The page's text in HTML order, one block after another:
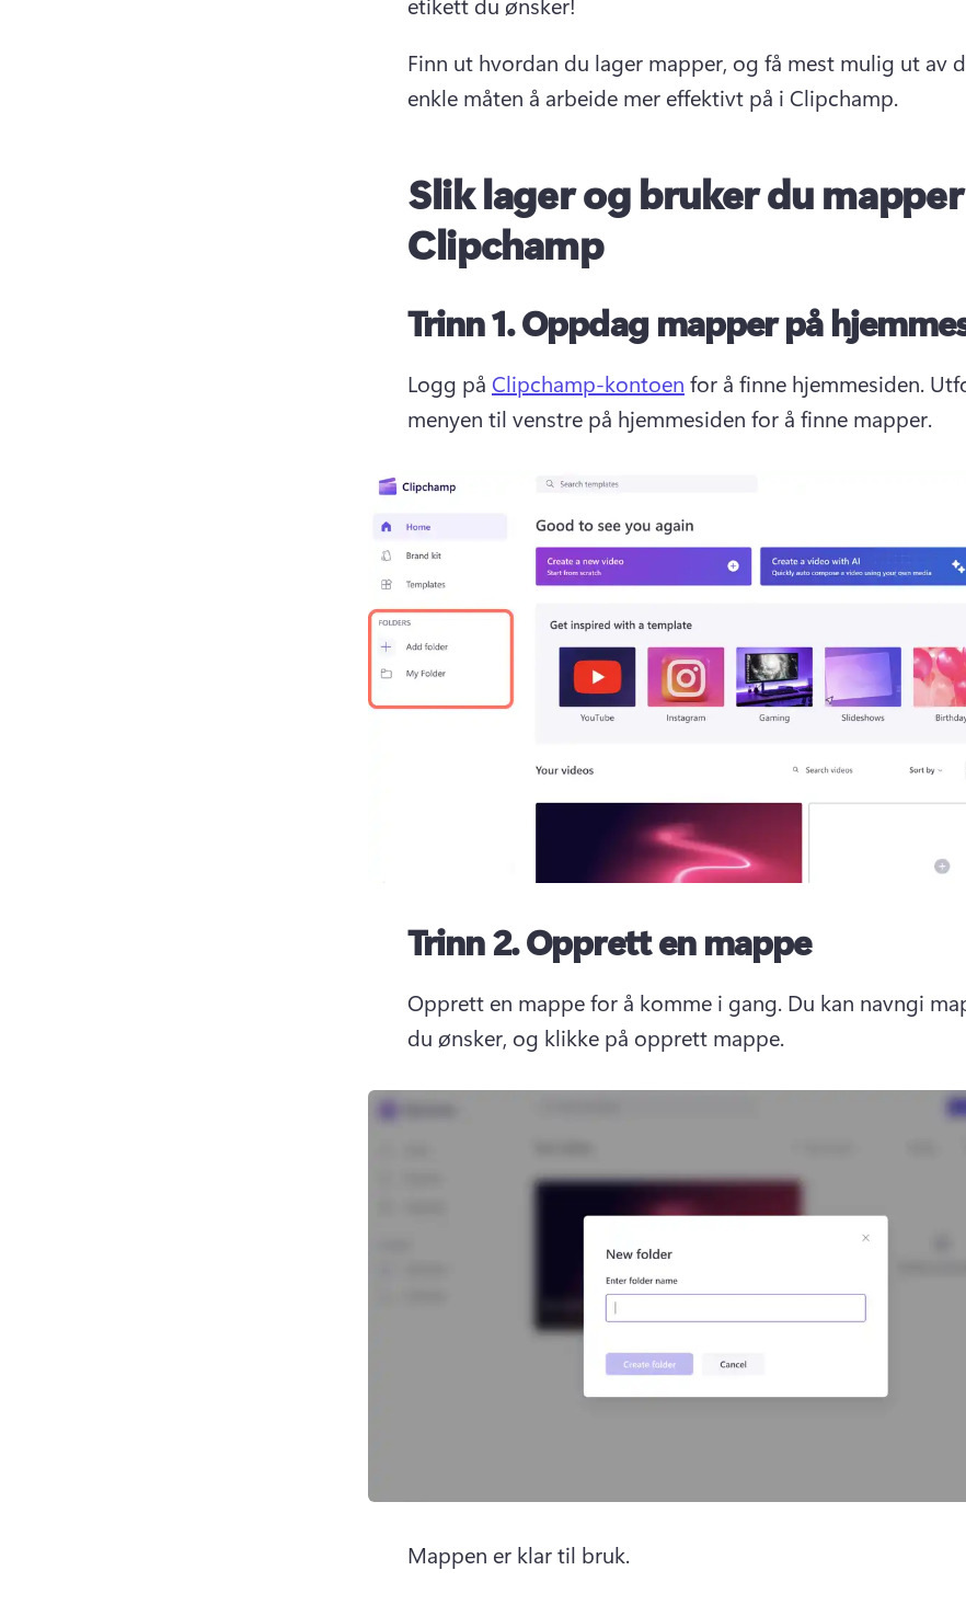
Finn ut hvordan du lager mapper, og få mest mulig ut av
enkle måten å arbeide mer effektivt på i Clipchamp.
Slik lager og bruker du
Clipchamp
Trinn 1.Oppdag mapper på
Logg på Clipchamp-kontoen for å finne hjemmesiden.
menyen til venstre på hjemmesiden for å finne mapper.
Trinn 2.Opprett en mappe
Opprett en mappe for å komme i gang. Du kan navngi
du ønsker, og klikke på opprett mappe.
Mappen er klar til bruk.